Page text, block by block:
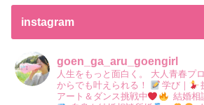
instagram
goen_ga_aru_goengirl
人生をもっと面白く。 大人青春プ
からでも叶えられる！
学び｜
アート＆ダンス挑戦中
結婚相